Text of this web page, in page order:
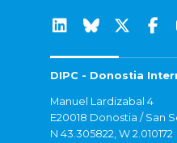
DIPC - Donostia
Manuel Lardizabal 4
E20018 Donostia / San
N 43.305822, W 2.010172